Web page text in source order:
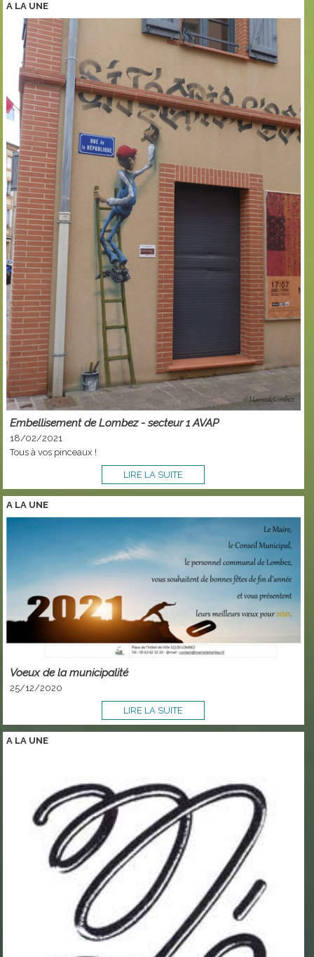
A LA UNE
Embellisement de Lombez - secteur 1 AVAP
18/02/2021
Tous à vos pinceaux !
LIRE LA SUITE
A LA UNE
Voeux de la municipalité
25/12/2020
LIRE LA SUITE
A LA UNE